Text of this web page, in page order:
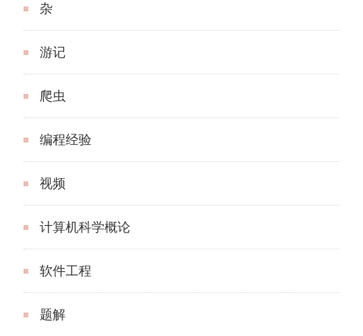
杂
游记
爬虫
编程经验
视频
计算机科学概论
软件工程
题解